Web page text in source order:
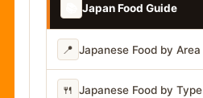
Japan Food Guide
📍 Japanese Food by Area
🍴 Japanese Food by Type